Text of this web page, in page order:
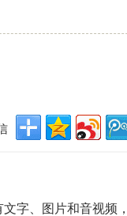
文字、图片和音视